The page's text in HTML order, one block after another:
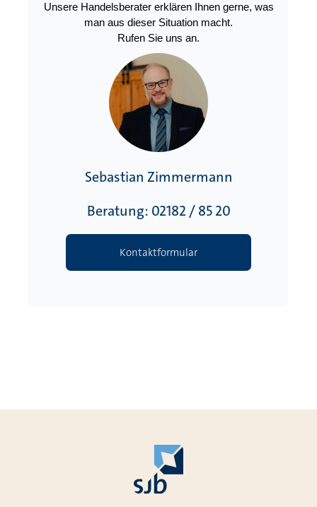
Unsere Handelsberater erklären Ihnen gerne, was
man aus dieser Situation macht.
Rufen Sie uns an.
Sebastian Zimmermann
Beratung: 02182 / 85 20
Kontaktformular